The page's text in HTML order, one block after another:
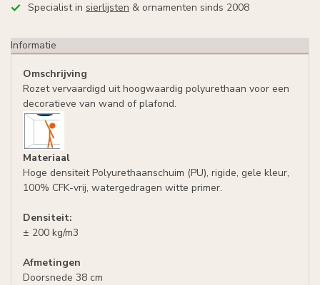
Specialist in sierlijsten & ornamenten sinds 2008
Informatie
Omschrijving
Rozet vervaardigd uit hoogwaardig polyurethaan voor een
decoratieve van wand of plafond.
Materiaal
Hoge densiteit Polyurethaanschuim (PU), rigide, gele kleur,
100% CFK-vrij, watergedragen witte primer.
Densiteit:
± 200 kg/m3
Afmetingen
Doorsnede 38 cm